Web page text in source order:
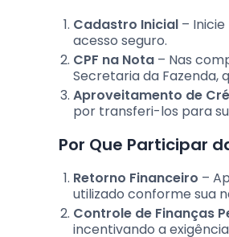
Cadastro Inicial –
acesso seguro.
CPF na Nota – Nas
Secretaria da Fazenda,
Aproveitamento de
por transferi-los para
Por Que Participar
Retorno Financeiro –
utilizado conforme sua
Controle de Finanças
incentivando a